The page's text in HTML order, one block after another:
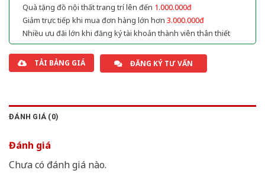
Quà tặng đồ nội thất trang trí lên đến 1.000.000đ
Giảm trực tiếp khi mua đơn hàng lớn hơn 3.000.000đ
Nhiều ưu đãi lớn khi đăng ký tài khoản thành viên thân thiết
TẢI BẢNG GIÁ ĐĂNG KÝ TƯ VẤN
ĐÁNH GIÁ (0)
Đánh giá
Chưa có đánh giá nào.